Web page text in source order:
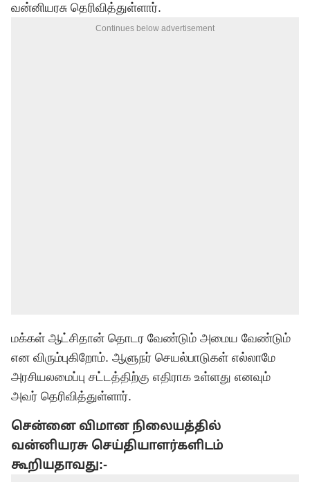
வன்னியரசு தெரிவித்துள்ளார்.
Continues below advertisement
மக்கள் ஆட்சிதான் தொடர வேண்டும் அமைய வேண்டும்
என விரும்புகிறோம். ஆளுநர் செயல்பாடுகள் எல்லாமே
அரசியலமைப்பு சட்டத்திற்கு எதிராக உள்ளது எனவும்
அவர் தெரிவித்துள்ளார்.
சென்னை விமான நிலையத்தில்
வன்னியரசு செய்தியாளர்களிடம்
கூறியதாவது:-